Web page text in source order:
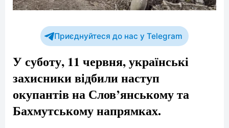
Приєднуйтеся до нас у Telegram
У суботу, 11 червня, українські
захисники відбили наступ
окупантів на Слов’янському та
Бахмутському напрямках.